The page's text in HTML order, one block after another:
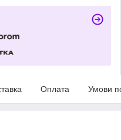
Оплата Умови